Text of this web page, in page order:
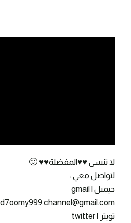
لا تنسى ♥♥المفضلة♥♥ 🙂
لتواصل معي :
جيميل | gmail
d7oomy999.channel@gmail.com
تويتر | twitter